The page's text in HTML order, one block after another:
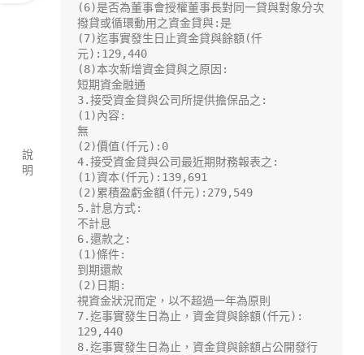
說
明
(6)是否為董事會授權董事長對同一貸與對象分次
撥貸或循環動用之資金貸與:是
(7)迄事實發生日止資金貸與餘額(仟
元):129,440
(8)本次新增資金貸與之原因:
短期資金融通
3.接受資金貸與公司所提供擔保品之:
(1)內容:
無
(2)價值(仟元):0
4.接受資金貸與公司最近期財務報表之:
(1)資本(仟元):139,691
(2)累積盈虧金額(仟元):279,549
5.計息方式:
不計息
6.還款之:
(1)條件:
到期還款
(2)日期:
視資金狀況而定，以不超過一年為原則
7.迄事實發生日為止，資金貸與餘額(仟元):
129,440
8.迄事實發生日為止，資金貸與餘額占公開發行